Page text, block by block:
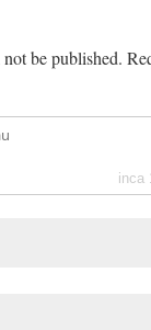
be published.
inca